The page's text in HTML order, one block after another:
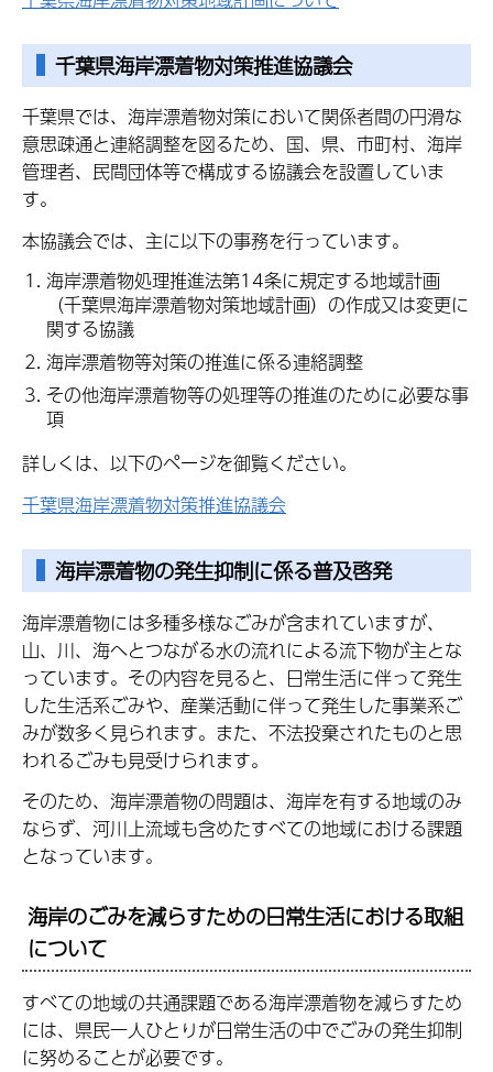
千葉県海岸漂着物対策推進協議会
千葉県では、海岸漂着物対策において関係者間の円滑な
意思疎通と連絡調整を図るため、国、県、市町村、海岸
管理者、民間団体等で構成する協議会を設置していま
す。
本協議会では、主に以下の事務を行っています。
海岸漂着物処理推進法第14条に規定する地域計画
（千葉県海岸漂着物対策地域計画）の作成又は変更に
関する協議
海岸漂着物等対策の推進に係る連絡調整
その他海岸漂着物等の処理等の推進のために必要な事
項
詳しくは、以下のページを御覧ください。
千葉県海岸漂着物対策推進協議会
海岸漂着物の発生抑制に係る普及啓発
海岸漂着物には多種多様なごみが含まれていますが、
山、川、海へとつながる水の流れによる流下物が主とな
っています。その内容を見ると、日常生活に伴って発生
した生活系ごみや、産業活動に伴って発生した事業系ご
みが数多く見られます。また、不法投棄されたものと思
われるごみも見受けられます。
そのため、海岸漂着物の問題は、海岸を有する地域のみ
ならず、河川上流域も含めたすべての地域における課題
となっています。
海岸のごみを減らすための日常生活における取組
について
すべての地域の共通課題である海岸漂着物を減らすため
には、県民一人ひとりが日常生活の中でごみの発生抑制
に努めることが必要です。